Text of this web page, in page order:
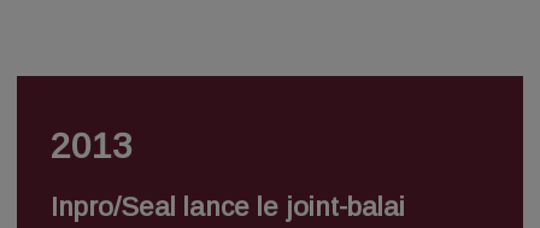
2013
Inpro/Seal lance le joint-balai